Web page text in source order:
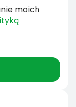
moich